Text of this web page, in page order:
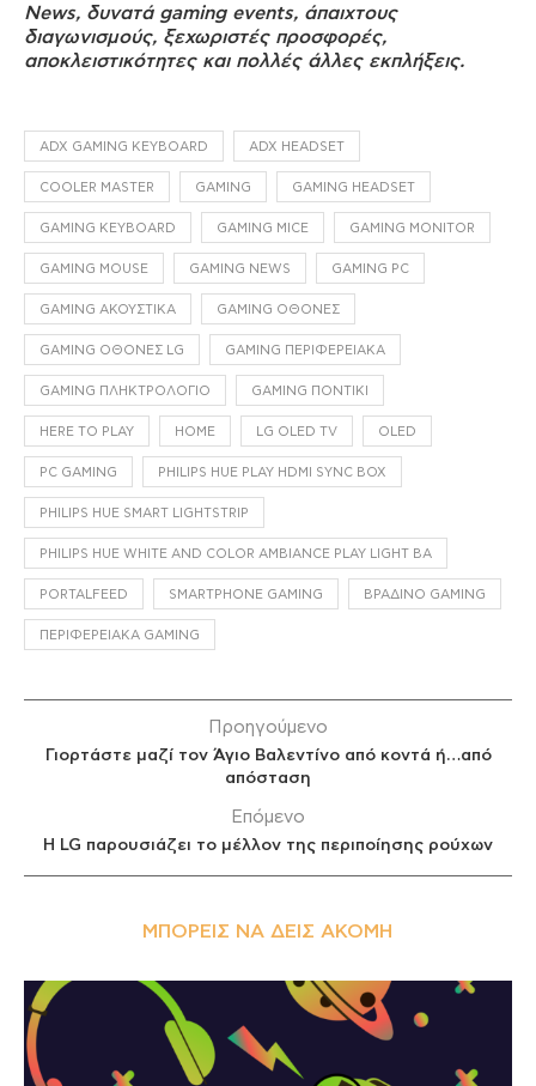
News, δυνατά gaming events, άπαιχτους
διαγωνισμούς, ξεχωριστές προσφορές,
αποκλειστικότητες και πολλές άλλες εκπλήξεις.
ADX GAMING KEYBOARD ADX HEADSET
COOLER MASTER GAMING GAMING HEADSET
GAMING KEYBOARD GAMING MICE GAMING MONITOR
GAMING MOUSE GAMING NEWS GAMING PC
GAMING ΑΚΟΥΣΤΙΚΆ GAMING ΟΘΌΝΕΣ
GAMING ΟΘΌΝΕΣ LG GAMING ΠΕΡΙΦΕΡΕΙΑΚΆ
GAMING ΠΛΗΚΤΡΟΛΌΓΙΟ GAMING ΠΟΝΤΊΚΙ
HERE TO PLAY HOME LG OLED TV OLED
PC GAMING PHILIPS HUE PLAY HDMI SYNC BOX
PHILIPS HUE SMART LIGHTSTRIP
PHILIPS HUE WHITE AND COLOR AMBIANCE PLAY LIGHT BA
PORTALFEED SMARTPHONE GAMING ΒΡΑΔΙΝΌ GAMING
ΠΕΡΙΦΕΡΕΙΑΚΆ GAMING
Προηγούμενο
Γιορτάστε μαζί τον Άγιο Βαλεντίνο από κοντά ή…από
απόσταση
Επόμενο
Η LG παρουσιάζει το μέλλον της περιποίησης ρούχων
ΜΠΟΡΕΊΣ ΝΑ ΔΕΙΣ ΑΚΌΜΗ